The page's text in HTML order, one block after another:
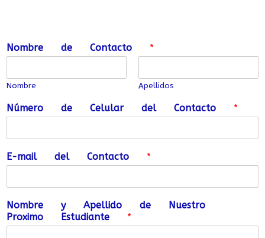
Nombre de Contacto *
Nombre Apellidos
Número de Celular del Contacto *
E-mail del Contacto *
Nombre y Apellido de Nuestro
Proximo Estudiante *